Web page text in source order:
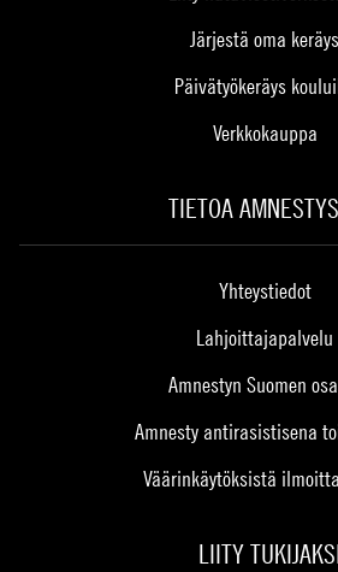
Järjestä oma keräys
Päivätyökeräys
Verkkokauppa
TIETOA
Yhteystiedot
Lahjoittajapalvelu
Amnestyn Suomen
Amnesty antirasistisena
Väärinkäytöksistä
LIITY